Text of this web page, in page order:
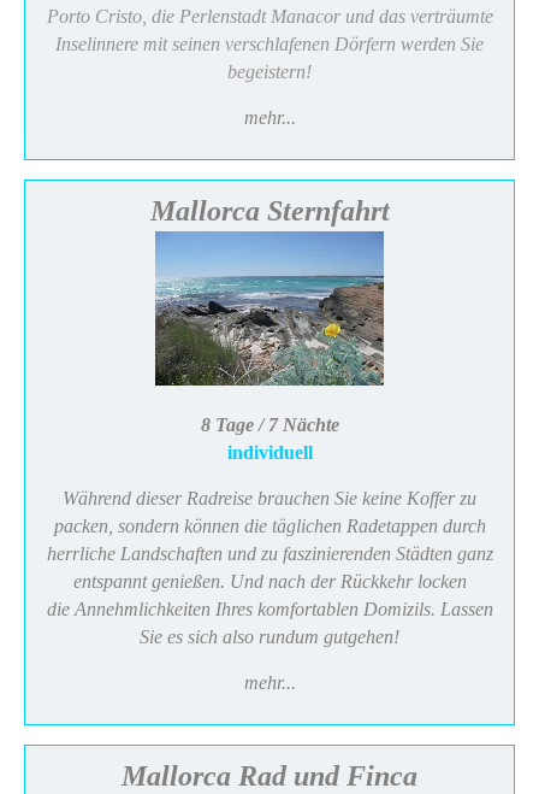
Porto Cristo, die Perlenstadt Manacor und das verträumte
Inselinnere mit seinen verschlafenen Dörfern werden Sie
begeistern!
mehr...
Mallorca Sternfahrt
8 Tage / 7 Nächte
individuell
Während dieser Radreise brauchen Sie keine Koffer zu
packen, sondern können die täglichen Radetappen durch
herrliche Landschaften und zu faszinierenden Städten ganz
entspannt genießen. Und nach der Rückkehr locken
die Annehmlichkeiten Ihres komfortablen Domizils. Lassen
Sie es sich also rundum gutgehen!
mehr...
Mallorca Rad und Finca